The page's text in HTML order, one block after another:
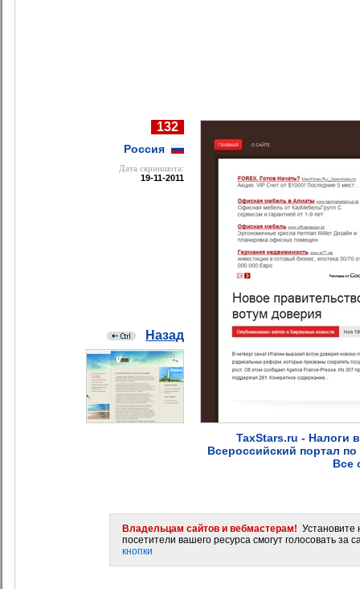
132
Россия
Дата cкриншота:
19-11-2011
Назад
TaxStars.ru - Налоги
Всероссийский портал по
Все
Владельцам сайтов и вебмастерам! Установите
посетители вашего ресурса смогут голосовать за
кнопки